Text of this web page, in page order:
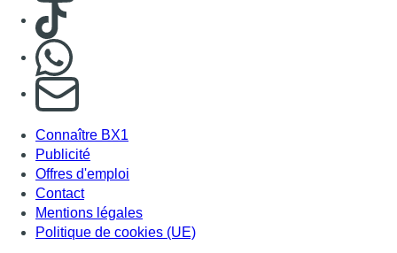
Consulter TikTok
S'abonner à notre newsletter
Connaître BX1
Publicité
Offres d'emploi
Contact
Mentions légales
Politique de cookies (UE)